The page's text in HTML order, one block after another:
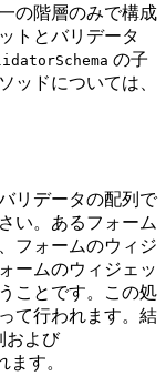
の階層のみで構成
トとバリデータ
の子
ッドについては、
リデータの配列で
い。あるフォーム
フォームのウィジ
ームのウィジェッ
ことです。この処
て行われます。結
および
す。